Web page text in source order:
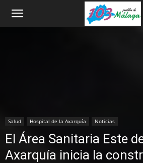
Salud Hospital de la Axarquía Noticias
El Área Sanitaria Este
Axarquía inicia la